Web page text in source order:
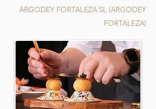
ARGODEY FORTALEZA SL (ARGODEY
FORTALEZA)